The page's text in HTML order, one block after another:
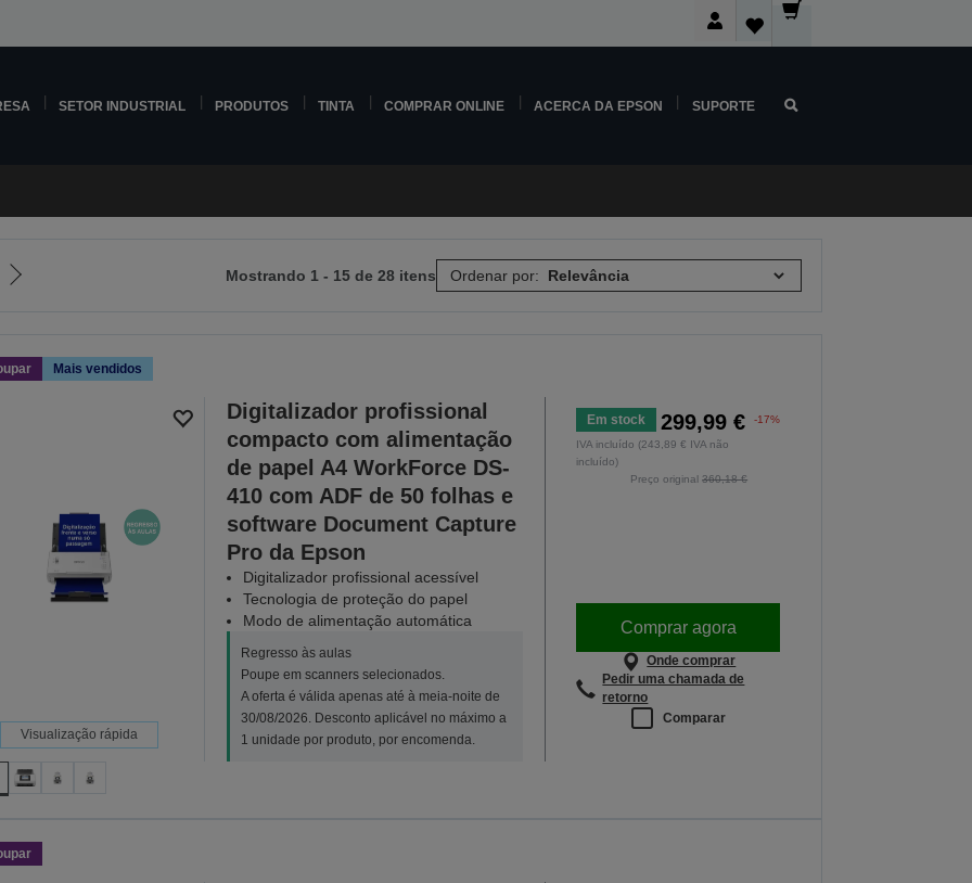
SETOR INDUSTRIAL PRODUTOS TINTA COMPRAR ONLINE ACERCA DA EPSON SUPORTE
Ir
próxima
Mostrando 1 - 15 de 28 itens Ordenar por:
Mais vendidos
Visualização rápida
Digitalizador profissional
compacto com alimentação
de papel A4 WorkForce DS-
410 com ADF de 50 folhas e
software Document Capture
Pro da Epson
Digitalizador profissional acessível
Tecnologia de proteção do papel
Modo de alimentação automática
Regresso às aulas
Poupe em scanners selecionados.
A oferta é válida apenas até à meia-noite de
30/08/2026. Desconto aplicável no máximo a
1 unidade por produto, por encomenda.
Em stock 299,99 € -17%
IVA incluído (243,89 € IVA não
incluído)
Preço original360,18 €
Comprar agora
Onde comprar
Pedir uma chamada de
retorno
Comparar